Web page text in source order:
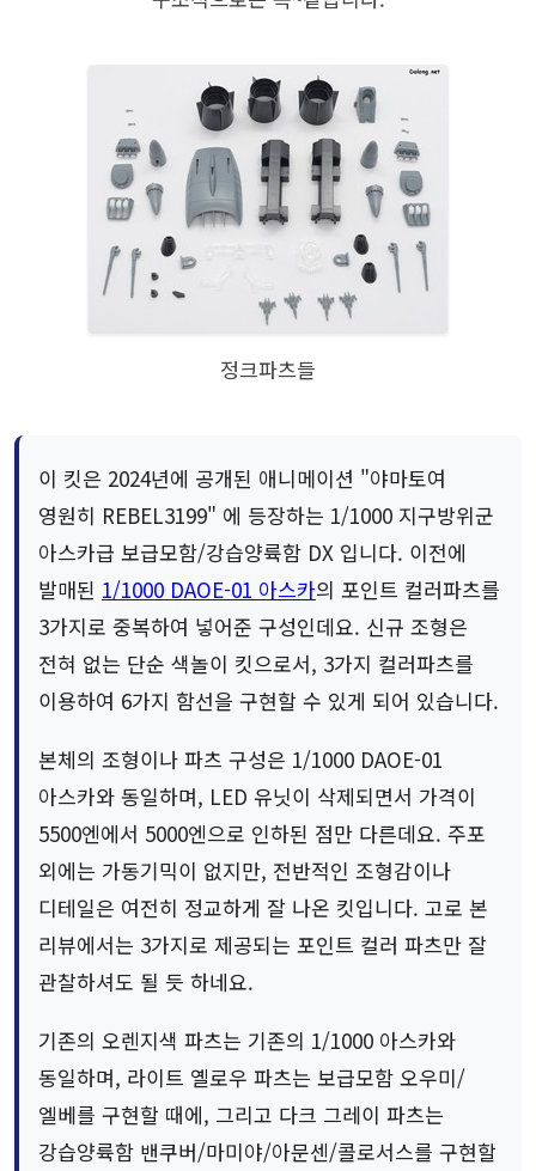
정크파츠들
이 킷은 2024년에 공개된 애니메이션 "야마토여
영원히 REBEL3199" 에 등장하는 1/1000 지구방위군
아스카급 보급모함/강습양륙함 DX 입니다. 이전에
발매된 1/1000 DAOE-01 아스카의 포인트 컬러파츠를
3가지로 중복하여 넣어준 구성인데요. 신규 조형은
전혀 없는 단순 색놀이 킷으로서, 3가지 컬러파츠를
이용하여 6가지 함선을 구현할 수 있게 되어 있습니다.
본체의 조형이나 파츠 구성은 1/1000 DAOE-01
아스카와 동일하며, LED 유닛이 삭제되면서 가격이
5500엔에서 5000엔으로 인하된 점만 다른데요. 주포
외에는 가동기믹이 없지만, 전반적인 조형감이나
디테일은 여전히 정교하게 잘 나온 킷입니다. 고로 본
리뷰에서는 3가지로 제공되는 포인트 컬러 파츠만 잘
관찰하셔도 될 듯 하네요.
기존의 오렌지색 파츠는 기존의 1/1000 아스카와
동일하며, 라이트 옐로우 파츠는 보급모함 오우미/
엘베를 구현할 때에, 그리고 다크 그레이 파츠는
강습양륙함 밴쿠버/마미야/아문센/콜로서스를 구현할